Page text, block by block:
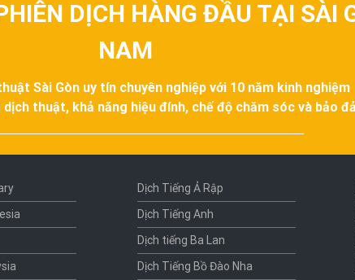
DỊCH HÀNG ĐẦU TẠI SÀI
NAM
Sài Gòn uy tín chuyên nghiệp với 10 năm kinh nghiệm
thuật, khả năng hiệu đính, chế độ chăm sóc và bảo
Dịch Tiếng Ả Rập
Dịch Tiếng Anh
Dịch tiếng Ba Lan
Dịch Tiếng Bồ Đào Nha